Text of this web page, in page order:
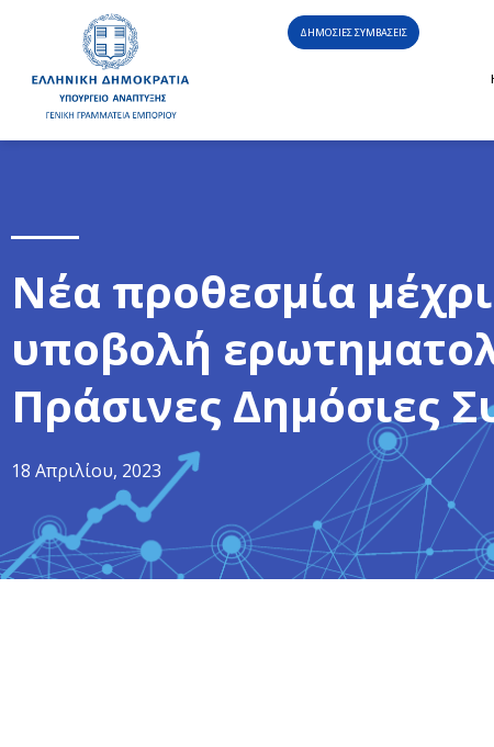
ΔΗΜΟΣΙΕΣ ΣΥΜΒΑΣΕΙΣ
Νέα προθεσμία
υποβολή
Πράσινες Δημόσιες
18 Απριλίου, 2023